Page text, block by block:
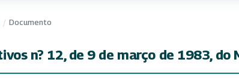
/ Documento
n? 12, de 9 de março de 1983,